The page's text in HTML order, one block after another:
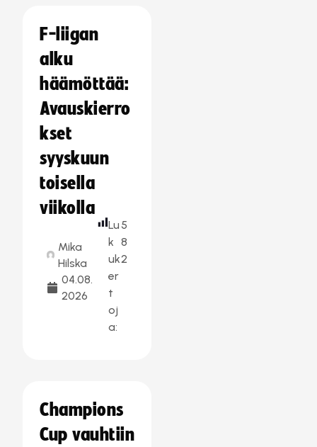
F-liigan
alku
häämöttää:
Avauskierro
kset
syyskuun
toisella
viikolla
Mika
Hilska
04.08.
2026
Lu
k
uk
er
t
oj
a:
5
8
2
Champions
Cup vauhtiin